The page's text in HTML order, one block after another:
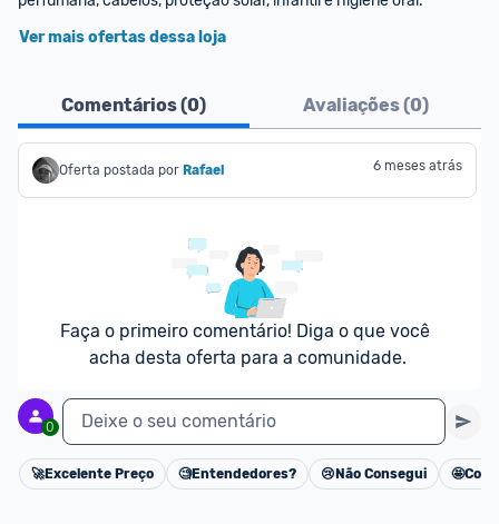
Ver mais ofertas dessa loja
Comentários (0) Avaliações (0)
Oferta postada por Rafael 6 meses atrás
Faça o primeiro comentário! Diga o que você
acha desta oferta para a comunidade.
0 Deixe o seu comentário
Cancelar
🚀Excelente Preço 🧐Entendedores? 😢 Não Consegui 🤩